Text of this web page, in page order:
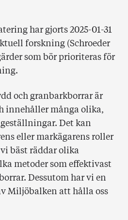
har gjorts 2025-01-31
forskning (Schroeder
som bör prioriteras för
och granbarkborrar är
innehåller många olika,
Det kan
eller markägarens roller
bäst räddar olika
metoder som effektivast
Dessutom har vi en
Miljöbalken att hålla oss